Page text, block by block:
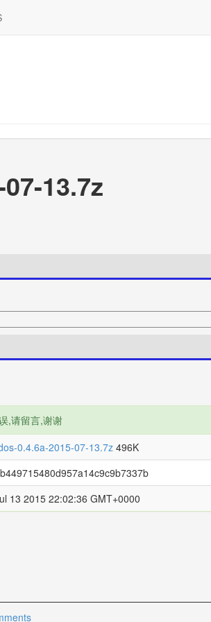
13.7z
,请留言,谢谢
0.4.6a-2015-07-13.7z496K
13 2015 22:02:36 GMT+0000